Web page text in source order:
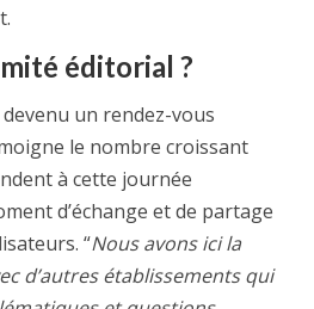
éditorial ?
un rendez-vous
le nombre croissant
à cette journée
d’échange et de partage
“Nous avons ici la
d’autres établissements qui